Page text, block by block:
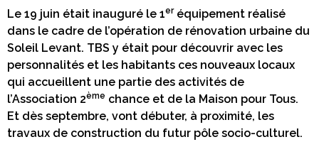
Le 19 juin était inauguré le 1eréquipement réalisé
dans le cadre de l’opération de rénovation urbaine du
Soleil Levant. TBS y était pour découvrir avec les
personnalités et les habitants ces nouveaux locaux
qui accueillent une partie des activités de
l’Association 2ème chance et de la Maison pour Tous.
Et dès septembre, vont débuter, à proximité, les
travaux de construction du futur pôle socio-culturel.